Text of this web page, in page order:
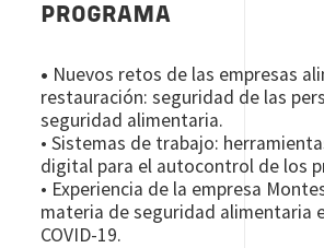
PROGRAMA
• Nuevos retos de las empresas
restauración: seguridad de las
seguridad alimentaria.
• Sistemas de trabajo:
digital para el autocontrol de los
• Experiencia de la empresa
materia de seguridad alimentaria
COVID-19.